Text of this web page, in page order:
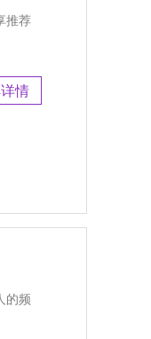
推荐
情
的频